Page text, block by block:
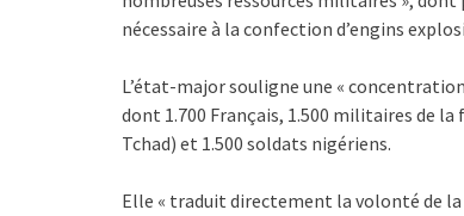
nécessaire à la confection d’engins
L’état-major souligne une «
dont 1.700 Français, 1.500 militaires de
Tchad) et 1.500 soldats nigériens.
Elle « traduit directement la volonté de la